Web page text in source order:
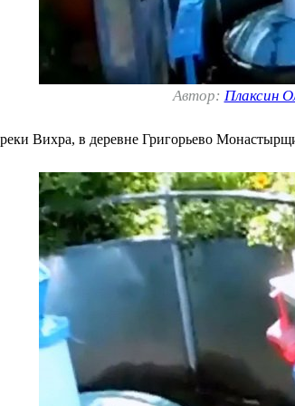
Автор: Плаксин
Вихра, в деревне Григорьево